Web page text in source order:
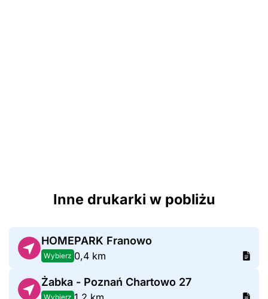
Inne drukarki w pobliżu
HOMEPARK Franowo
Wybierz 0,4 km
Żabka - Poznań Chartowo 27
Wybierz